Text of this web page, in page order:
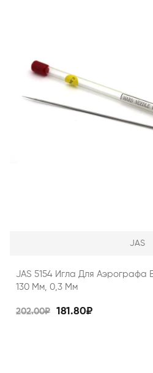
JAS
JAS 5154 Игла Для Аэрографа
130 Мм, 0,3 Мм
202.00₽ 181.80₽